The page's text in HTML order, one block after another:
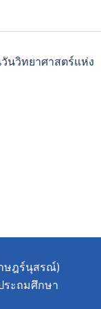
นวิทยาศาสตร์แห่ง
ษฎร์นุสรณ์)
ระถมศึกษา